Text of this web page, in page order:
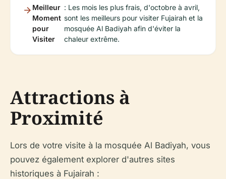
Meilleur
Moment
pour
Visiter
: Les mois les plus frais, d'octobre à avril,
sont les meilleurs pour visiter Fujairah et la
mosquée Al Badiyah afin d'éviter la
chaleur extrême.
Attractions à
Proximité
Lors de votre visite à la mosquée Al Badiyah, vous
pouvez également explorer d'autres sites
historiques à Fujairah :